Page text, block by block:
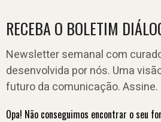
RECEBA O BOLETIM
Newsletter semanal com
desenvolvida por nós. Uma
futuro da comunicação. Assine.
Opa! Não conseguimos encontrar o seu